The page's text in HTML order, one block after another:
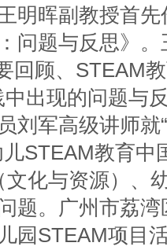
明晖副教授首
问题与反思》
回顾、STEAM
出现的问题与
刘军高级讲师
STEAM教育
化与资源）、
题。广州市荔
园STEAM项目